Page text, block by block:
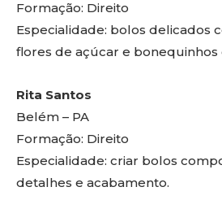
Formação: Direito
Especialidade: bolos delicados
flores de açúcar e bonequinhos
Rita Santos
Belém – PA
Formação: Direito
Especialidade: criar bolos
detalhes e acabamento.